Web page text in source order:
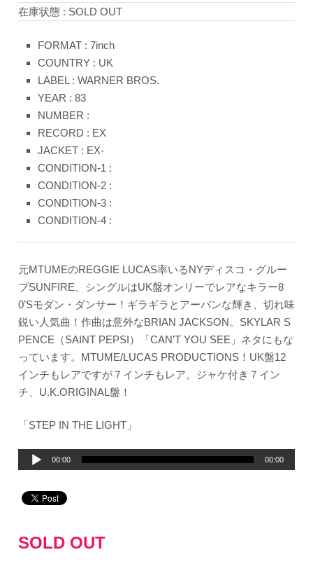
在庫状態 : SOLD OUT
FORMAT : 7inch
COUNTRY : UK
LABEL : WARNER BROS.
YEAR : 83
NUMBER :
RECORD : EX
JACKET : EX-
CONDITION-1 :
CONDITION-2 :
CONDITION-3 :
CONDITION-4 :
元MTUMEのREGGIE LUCAS率いるNYディスコ・グルー
プSUNFIRE、シングルはUK盤オンリーでレアなキラー8
0’Sモダン・ダンサー！ギラギラとアーバンな輝き、切れ味
鋭い人気曲！作曲は意外なBRIAN JACKSON。SKYLAR S
PENCE（SAINT PEPSI）「CAN’T YOU SEE」ネタにもな
っています。MTUME/LUCAS PRODUCTIONS！UK盤12
インチもレアですが７インチもレア。ジャケ付き７イン
チ、U.K.ORIGINAL盤！
「STEP IN THE LIGHT」
プ
ヤ
00:00 00:00
SOLD OUT